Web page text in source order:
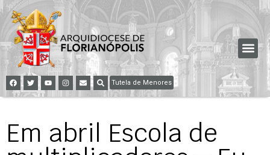
Tutela de Menores
Em abril Escola de